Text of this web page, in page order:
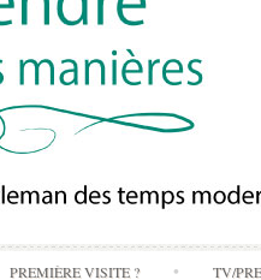
Skip
PREMIÈRE VISITE ? TV/